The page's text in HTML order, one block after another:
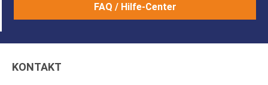
FAQ / Hilfe-Center
KONTAKT